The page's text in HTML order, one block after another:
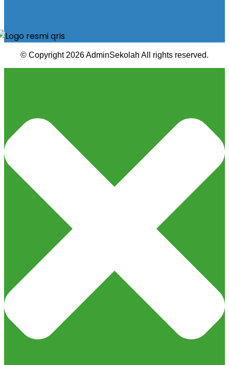
© Copyright 2026 AdminSekolah All rights reserved.